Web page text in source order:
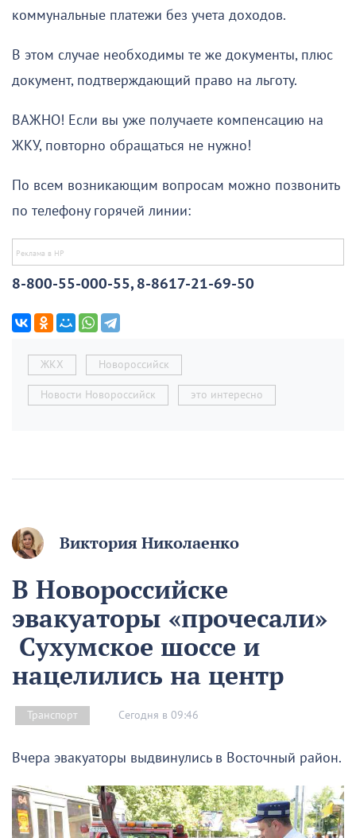
коммунальные платежи без учета доходов.
В этом случае необходимы те же документы, плюс
документ, подтверждающий право на льготу.
ВАЖНО! Если вы уже получаете компенсацию на
ЖКУ, повторно обращаться не нужно!
По всем возникающим вопросам можно позвонить
по телефону горячей линии:
8-800-55-000-55, 8-8617-21-69-50
ЖКХ Новороссийск
Новости Новороссийск это интересно
Виктория Николаенко
В Новороссийске
эвакуаторы «прочесали»
Сухумское шоссе и
нацелились на центр
Транспорт Сегодня в 09:46
Вчера эвакуаторы выдвинулись в Восточный район.